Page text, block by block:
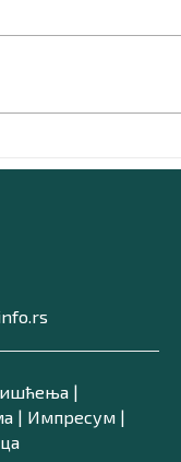
|
| Импресум|